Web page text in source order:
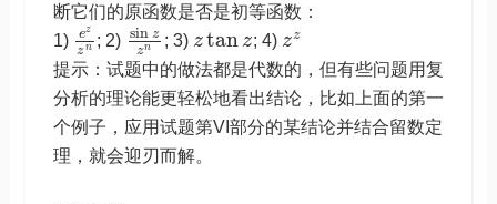
断它们的原函数是否是初等函数：
1)
ez
zn ; 2) sin z
zn ; 3) ztanz; 4) zz
提示：试题中的做法都是代数的，但有些问题用复
分析的理论能更轻松地看出结论，比如上面的第一
个例子，应用试题第VI部分的某结论并结合留数定
理，就会迎刃而解。